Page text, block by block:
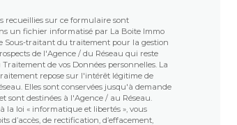
recueillies sur ce formulaire sont
un fichier informatisé par La Boite Immo
Sous-traitant du traitement pour la gestion
de l'Agence / du Réseau qui reste
Traitement de vos Données personnelles. La
repose sur l'intérêt légitime de
Elles sont conservées jusqu'à demande
sont destinées à l'Agence / au Réseau.
la loi « informatique et libertés », vous
d’accès, de rectification, d’effacement,